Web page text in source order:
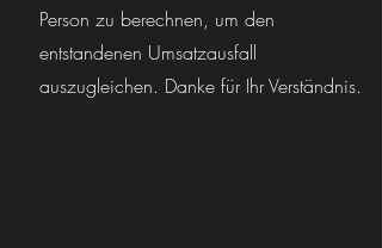
Person zu berechnen, um den
entstandenen Umsatzausfall
auszugleichen. Danke für Ihr Verständnis.